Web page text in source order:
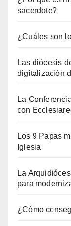
sacerdote?
¿Cuáles son
Las diócesis
digitalización
La
con
Los 9 Papas
Iglesia
La
para
¿Cómo